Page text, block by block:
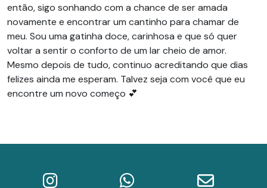
então, sigo sonhando com a chance de ser amada
novamente e encontrar um cantinho para chamar de
meu. Sou uma gatinha doce, carinhosa e que só quer
voltar a sentir o conforto de um lar cheio de amor.
Mesmo depois de tudo, continuo acreditando que dias
felizes ainda me esperam. Talvez seja com você que eu
encontre um novo começo 💕
Instagram do Adota PetWhatsApp da Prefeitura do
E-mail do